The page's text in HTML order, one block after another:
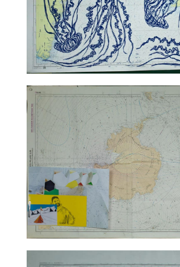
TALC02-09 – Jean-Marie Appriou